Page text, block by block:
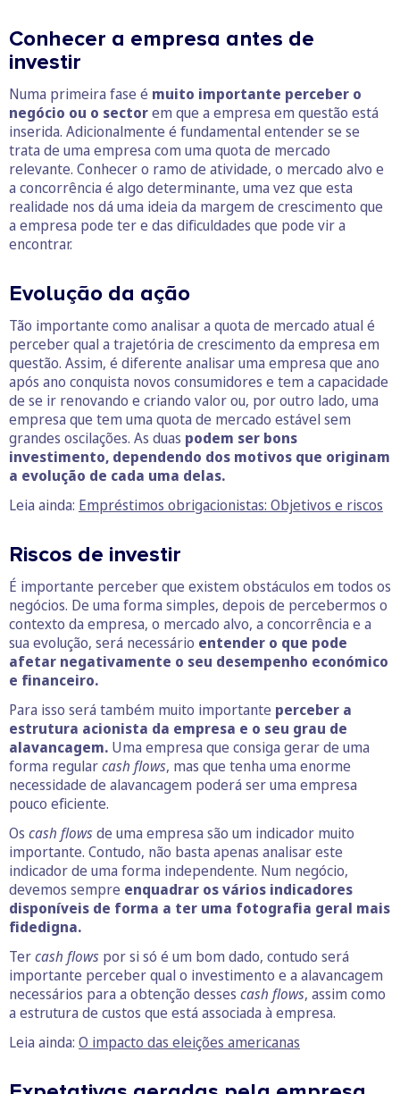
Conhecer a empresa antes de
investir
Numa primeira fase é muito importante perceber o
negócio ou o sectorem que a empresa em questão está
inserida. Adicionalmente é fundamental entender se se
trata de uma empresa com uma quota de mercado
relevante. Conhecer o ramo de atividade, o mercado alvo e
a concorrência é algo determinante, uma vez que esta
realidade nos dá uma ideia da margem de crescimento que
a empresa pode ter e das dificuldades que pode vir a
encontrar.
Evolução da ação
Tão importante como analisar a quota de mercado atual é
perceber qual a trajetória de crescimento da empresa em
questão. Assim, é diferente analisar uma empresa que ano
após ano conquista novos consumidores e tem a capacidade
de se ir renovando e criando valor ou, por outro lado, uma
empresa que tem uma quota de mercado estável sem
grandes oscilações. As duas podem ser bons
investimento, dependendo dos motivos que originam
a evolução de cada uma delas.
Leia ainda: Empréstimos obrigacionistas: Objetivos e riscos
Riscos de investir
É importante perceber que existem obstáculos em todos os
negócios. De uma forma simples, depois de percebermos o
contexto da empresa, o mercado alvo, a concorrência e a
sua evolução, será necessário entender o que pode
afetar negativamente o seu desempenho económico
e financeiro.
Para isso será também muito importante perceber a
estrutura acionista da empresa e o seu grau de
alavancagem. Uma empresa que consiga gerar de uma
forma regularcash flows, mas que tenha uma enorme
necessidade de alavancagem poderá ser uma empresa
pouco eficiente.
Os cash flowsde uma empresa são um indicador muito
importante. Contudo, não basta apenas analisar este
indicador de uma forma independente. Num negócio,
devemos sempre enquadrar os vários indicadores
disponíveis de forma a ter uma fotografia geral mais
fidedigna.
Tercash flows por si só é um bom dado, contudo será
importante perceber qual o investimento e a alavancagem
necessários para a obtenção desses cash flows, assim como
a estrutura de custos que está associada à empresa.
Leia ainda: O impacto das eleições americanas